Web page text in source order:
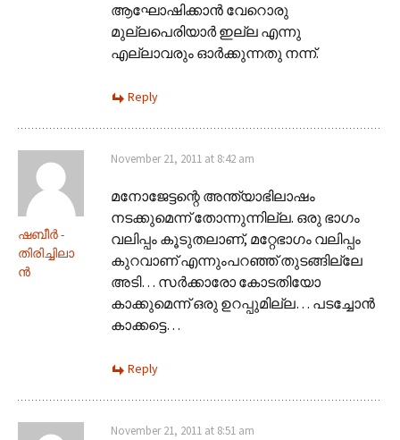
ആഘോഷിക്കാന്‍ വേറൊരു
മുല്ലപെരിയാര്‍ ഇല്ല എന്നു
എല്ലാവരും ഓര്‍ക്കുന്നതു നന്ന്‌.
Reply
ഷബീര്‍ -
തിരിച്ചിലാ
ന്‍
November 21, 2011 at 8:42 am
മനോജേട്ടന്റെ അന്ത്യാഭിലാഷം
നടക്കുമെന്ന് തോന്നുന്നില്ല. ഒരു ഭാഗം
വലിപ്പം കൂടുതലാണ്, മറ്റേഭാഗം വലിപ്പം
കുറവാണ് എന്നുംപറഞ്ഞ് തുടങ്ങില്ലേ
അടി… സര്‍ക്കാരോ കോടതിയോ
കാക്കുമെന്ന് ഒരു ഉറപ്പുമില്ല… പടച്ചോന്‍
കാക്കട്ടെ…
Reply
November 21, 2011 at 8:51 am